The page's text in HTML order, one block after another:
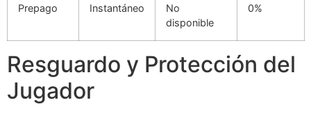
panel
panel
panel
Prepago Instantáneo
No
disponible
0%
Resguardo y Protección del
Jugador